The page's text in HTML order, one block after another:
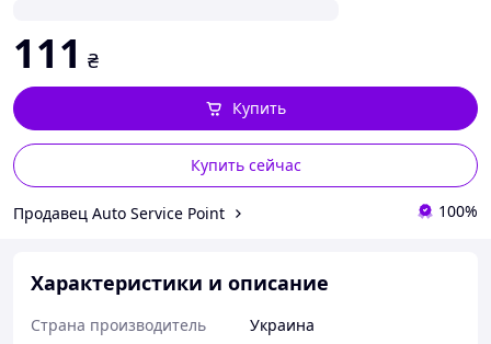
111 ₴
Купить сейчас
Купить
Продавец Auto Service Point 100%
Характеристики и описание
Страна производитель
Украина